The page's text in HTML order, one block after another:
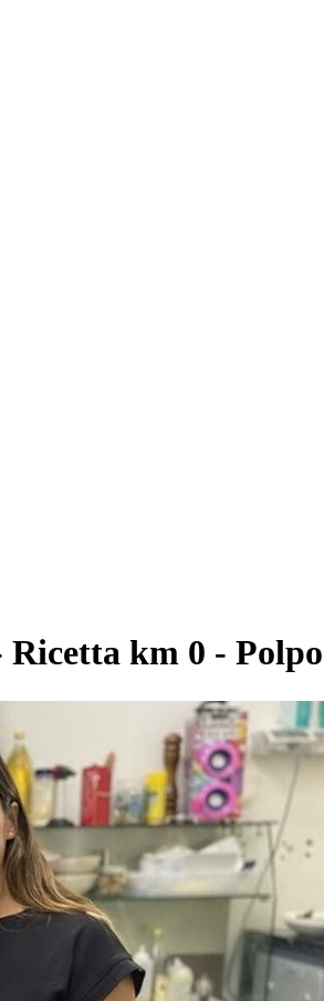
km 0 -